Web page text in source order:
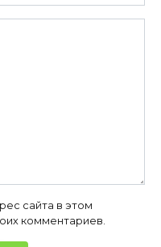
сайта в этом
комментариев.